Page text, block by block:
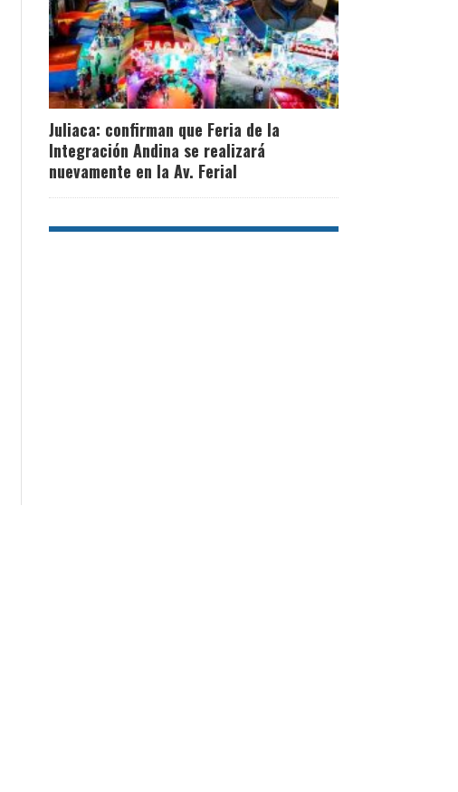
Juliaca: confirman que Feria de la
Integración Andina se realizará
nuevamente en la Av. Ferial